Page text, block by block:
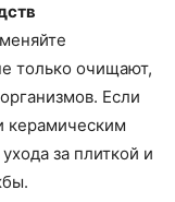
только очищают,
Если
керамическим
за плиткой и